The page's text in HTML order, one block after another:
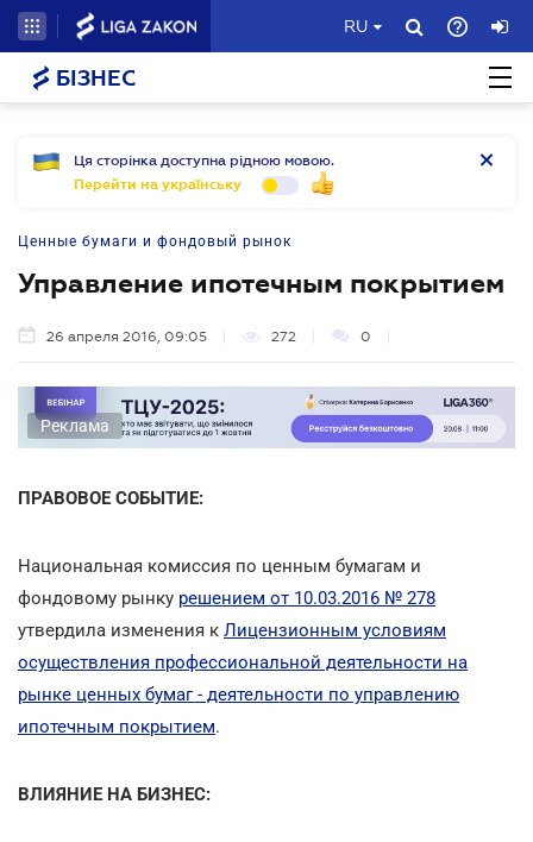
RU
БІЗНЕС
Ця сторінка доступна рідною мовою.
Перейти на українську
Ценные бумаги и фондовый рынок
Управление ипотечным покрытием
26 апреля 2016, 09:05 272 0
Реклама
ПРАВОВОЕ СОБЫТИЕ:
Национальная комиссия по ценным бумагам и
фондовому рынку решением от 10.03.2016 № 278
утвердила изменения к Лицензионным условиям
осуществления профессиональной деятельности на
рынке ценных бумаг - деятельности по управлению
ипотечным покрытием.
ВЛИЯНИЕ НА БИЗНЕС: